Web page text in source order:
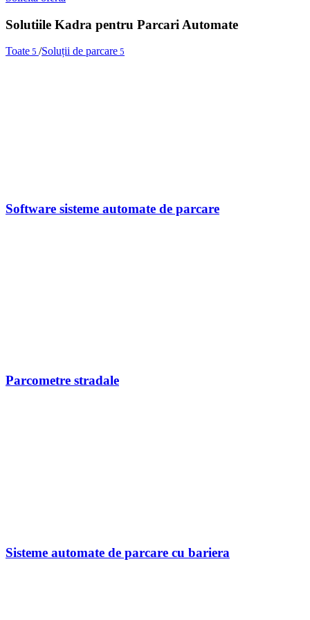
Solutiile Kadra pentru Parcari Automate
Toate 5 /Soluții de parcare 5
Software sisteme automate de parcare
Parcometre stradale
Sisteme automate de parcare cu bariera